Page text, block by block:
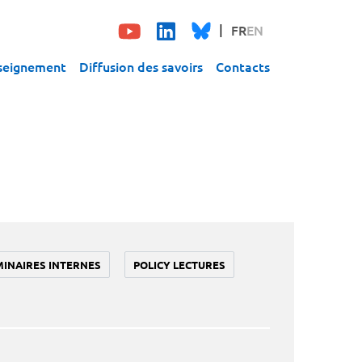
FREN
Diffusion des savoirs Contacts
INTERNES POLICY LECTURES